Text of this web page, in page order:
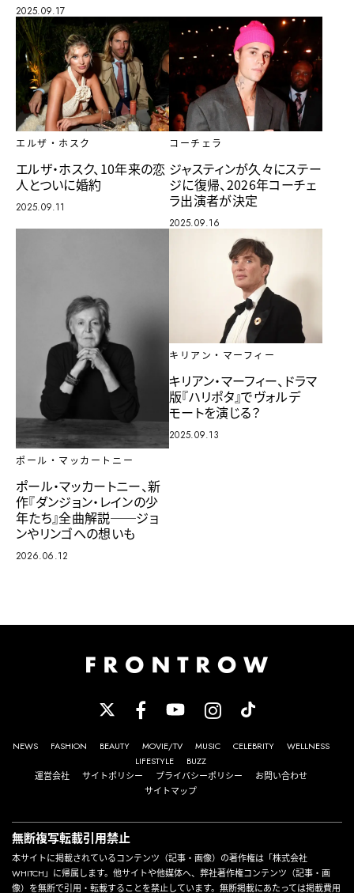
2025.09.17
エルザ・ホスク
エルザ・ホスク、10年来の恋
人とついに婚約
2025.09.11
コーチェラ
ジャスティンが久々にステー
ジに復帰、2026年コーチェ
ラ出演者が決定
2025.09.16
ポール・マッカートニー
ポール・マッカートニー、新
作『ダンジョン・レインの少
年たち』全曲解説──ジョ
ンやリンゴへの想いも
2026.06.12
キリアン・マーフィー
キリアン・マーフィー、ドラマ
版『ハリポタ』でヴォルデ
モートを演じる？
2025.09.13
NEWS FASHION BEAUTY MOVIE/TV MUSIC CELEBRITY
WELLNESS
LIFESTYLE
BUZZ
運営会社
サイトポリシー プライバシーポリシー
お問い合わせ
サイトマップ
無断複写転載引用禁止
本サイトに掲載されているコンテンツ（記事・画像）の著作権は「株式会社
WHITCH」に帰属します。他サイトや他媒体へ、弊社著作権コンテンツ（記事・画
像）を無断で引用・転載することを禁止しています。無断掲載にあたっては掲載費用